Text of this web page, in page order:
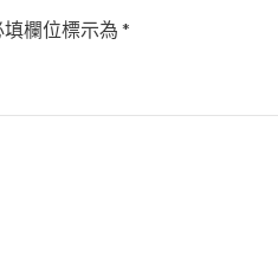
填欄位標示為 *